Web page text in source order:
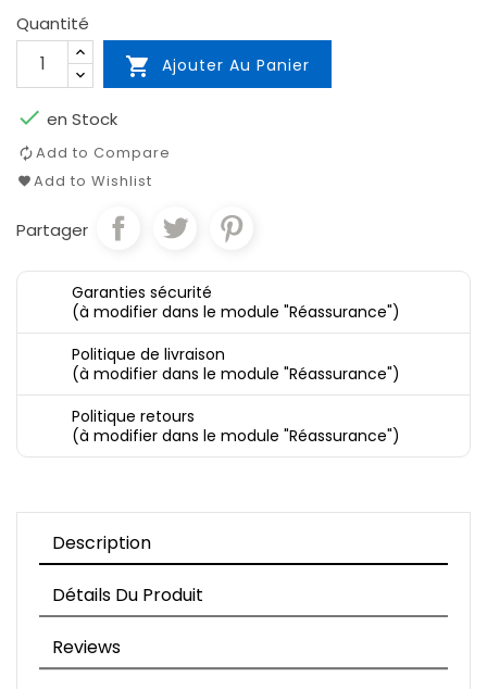
Quantité
 Ajouter Au Panier
 en Stock
Add to Compare
Add to Wishlist
Partager
Garanties sécurité
(à modifier dans le module "Réassurance")
Politique de livraison
(à modifier dans le module "Réassurance")
Politique retours
(à modifier dans le module "Réassurance")
Description
Détails Du Produit
Reviews